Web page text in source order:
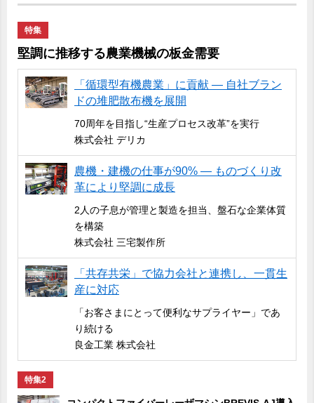
特集
堅調に推移する農業機械の板金需要
「循環型有機農業」に貢献 ― 自社ブラン
ドの堆肥散布機を展開
70周年を目指し“生産プロセス改革”を実行
株式会社 デリカ
農機・建機の仕事が90% ― ものづくり改
革により堅調に成長
2人の子息が管理と製造を担当、盤石な企業体質
を構築
株式会社 三宅製作所
「共存共栄」で協力会社と連携し、一貫生
産に対応
「お客さまにとって便利なサプライヤー」であ
り続ける
良金工業 株式会社
特集2